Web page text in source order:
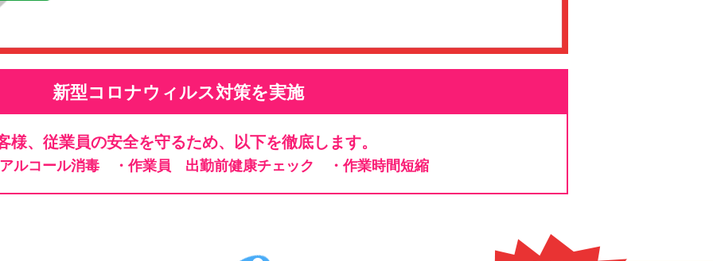
新型コロナウィルス対策を実施
様、従業員の安全を守るため、以下を徹底します。
ルコール消毒 ・作業員 出勤前健康チェック ・作業時間短縮